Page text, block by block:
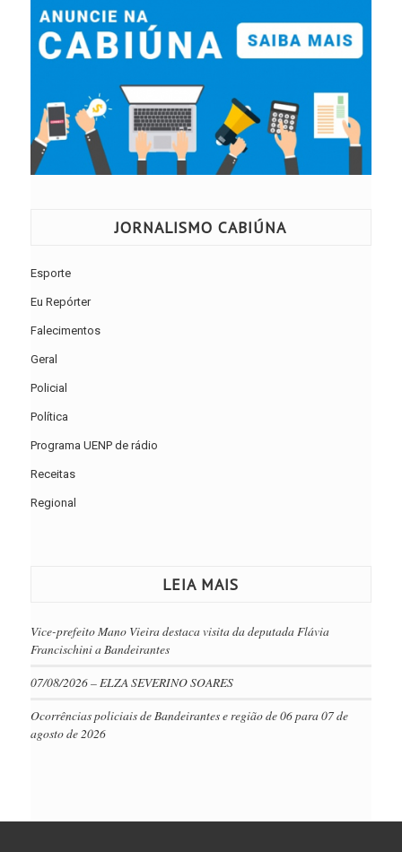
JORNALISMO CABIÚNA
Esporte
Eu Repórter
Falecimentos
Geral
Policial
Política
Programa UENP de rádio
Receitas
Regional
LEIA MAIS
Vice-prefeito Mano Vieira destaca visita da deputada Flávia
Francischini a Bandeirantes
07/08/2026 – ELZA SEVERINO SOARES
Ocorrências policiais de Bandeirantes e região de 06 para 07 de
agosto de 2026